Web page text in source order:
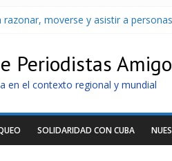
moverse y asistir a personas
recibidos desde Argentina
sin informarlo
Periodistas
en el contexto regional y mundial
SOLIDARIDAD CON CUBA